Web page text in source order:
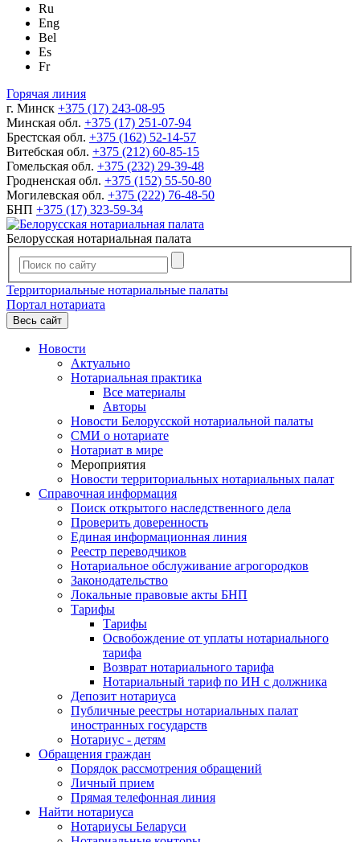
Ru
Eng
Bel
Es
Fr
Горячая линия
г. Минск +375 (17) 243-08-95
Минская обл. +375 (17) 251-07-94
Брестская обл. +375 (162) 52-14-57
Витебская обл. +375 (212) 60-85-15
Гомельская обл. +375 (232) 29-39-48
Гродненская обл. +375 (152) 55-50-80
Могилевская обл. +375 (222) 76-48-50
БНП +375 (17) 323-59-34
Белорусская нотариальная палата
Территориальные нотариальные палаты
Портал нотариата
Весь сайт
Новости
Актуально
Нотариальная практика
Все материалы
Авторы
Новости Белорусской нотариальной палаты
СМИ о нотариате
Нотариат в мире
Мероприятия
Новости территориальных нотариальных палат
Справочная информация
Поиск открытого наследственного дела
Проверить доверенность
Единая информационная линия
Реестр переводчиков
Нотариальное обслуживание агрогородков
Законодательство
Локальные правовые акты БНП
Тарифы
Тарифы
Освобождение от уплаты нотариального
тарифа
Возврат нотариального тарифа
Нотариальный тариф по ИН с должника
Депозит нотариуса
Публичные реестры нотариальных палат
иностранных государств
Нотариус - детям
Обращения граждан
Порядок рассмотрения обращений
Личный прием
Прямая телефонная линия
Найти нотариуса
Нотариусы Беларуси